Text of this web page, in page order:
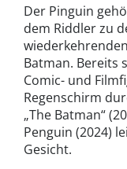
Der Pinguin
dem Riddler zu
Batman. Bereits
Comic- und
Regenschirm
„The Batman“
Penguin (2024)
Gesicht.